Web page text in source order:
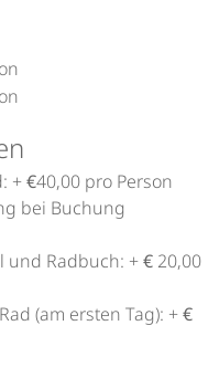
+ €40,00 pro Person
bei Buchung
Radbuch: + € 20,00
(am ersten Tag): + €